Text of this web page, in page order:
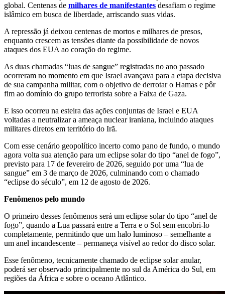
global. Centenas de milhares de manifestantes desafiam o regime
islâmico em busca de liberdade, arriscando suas vidas.
A repressão já deixou centenas de mortos e milhares de presos,
enquanto crescem as tensões diante da possibilidade de novos
ataques dos EUA ao coração do regime.
As duas chamadas “luas de sangue” registradas no ano passado
ocorreram no momento em que Israel avançava para a etapa decisiva
de sua campanha militar, com o objetivo de derrotar o Hamas e pôr
fim ao domínio do grupo terrorista sobre a Faixa de Gaza.
E isso ocorreu na esteira das ações conjuntas de Israel e EUA
voltadas a neutralizar a ameaça nuclear iraniana, incluindo ataques
militares diretos em território do Irã.
Com esse cenário geopolítico incerto como pano de fundo, o mundo
agora volta sua atenção para um eclipse solar do tipo “anel de fogo”,
previsto para 17 de fevereiro de 2026, seguido por uma “lua de
sangue” em 3 de março de 2026, culminando com o chamado
“eclipse do século”, em 12 de agosto de 2026.
Fenômenos pelo mundo
O primeiro desses fenômenos será um eclipse solar do tipo “anel de
fogo”, quando a Lua passará entre a Terra e o Sol sem encobri-lo
completamente, permitindo que um halo luminoso – semelhante a
um anel incandescente – permaneça visível ao redor do disco solar.
Esse fenômeno, tecnicamente chamado de eclipse solar anular,
poderá ser observado principalmente no sul da América do Sul, em
regiões da África e sobre o oceano Atlântico.